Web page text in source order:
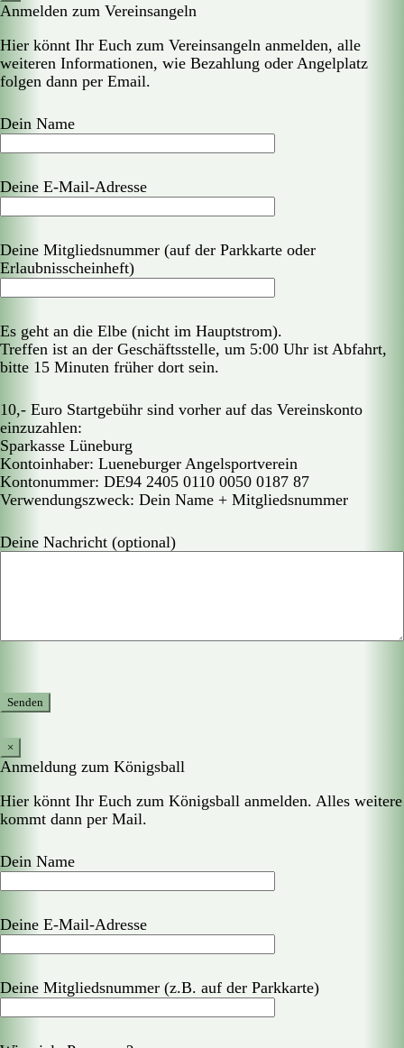
Anmelden zum Vereinsangeln
Hier könnt Ihr Euch zum Vereinsangeln anmelden, alle
weiteren Informationen, wie Bezahlung oder Angelplatz
folgen dann per Email.
Dein Name
Deine E-Mail-Adresse
Deine Mitgliedsnummer (auf der Parkkarte oder
Erlaubnisscheinheft)
Es geht an die Elbe (nicht im Hauptstrom).
Treffen ist an der Geschäftsstelle, um 5:00 Uhr ist Abfahrt,
bitte 15 Minuten früher dort sein.
10,- Euro Startgebühr sind vorher auf das Vereinskonto
einzuzahlen:
Sparkasse Lüneburg
Kontoinhaber: Lueneburger Angelsportverein
Kontonummer: DE94 2405 0110 0050 0187 87
Verwendungszweck: Dein Name + Mitgliedsnummer
Deine Nachricht (optional)
×
Anmeldung zum Königsball
Hier könnt Ihr Euch zum Königsball anmelden. Alles weitere
kommt dann per Mail.
Dein Name
Deine E-Mail-Adresse
Deine Mitgliedsnummer (z.B. auf der Parkkarte)